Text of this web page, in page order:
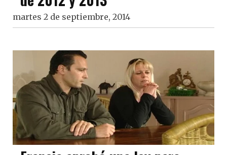
martes 2 de septiembre, 2014